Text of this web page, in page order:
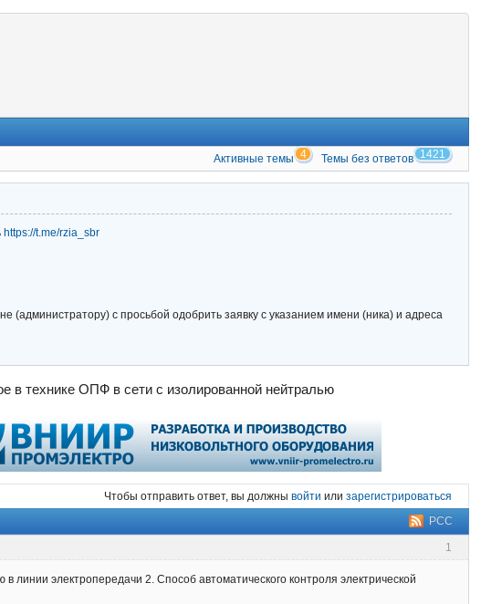
Активные темы 4 Темы без ответов 1421
https://t.me/rzia_sbr
с просьбой одобрить заявку с указанием имени (ника) и адреса
в технике ОПФ в сети с изолированной нейтралью
Чтобы отправить ответ, вы должны войти или зарегистрироваться
РСС
1
электропередачи 2. Способ автоматического контроля электрической